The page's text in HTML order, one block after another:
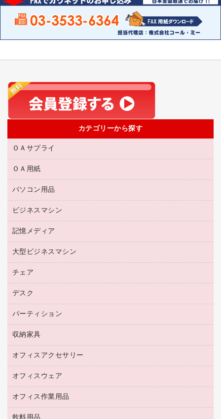
カテゴリーから探す
ＯＡサプライ
互換インクカートリッジ
リサイクルトナー（プール方式）
リサイクルインクカートリッジ
プリンタ用リボン
トナーカートリッジ
コピートナー
インクカートリッジ
ＯＡ用紙
名刺用紙
ワープロ用紙
ラベル用紙
プロッター用紙
ハガキ用紙
その他コピー用紙・プリンタ用紙
コピー用紙
インクジェットプリンタ用紙
パソコン用品
パソコン周辺機器
マウスパッド
マウス
パソコンバッグ／収納用品
ネットワーク／ＬＡＮ機器
ネットワーク／ＬＡＮアクセサリー
セキュリティ用品
スマートフォン／モバイル周辺機器
ＵＳＢハブ／ＵＳＢアクセサリー
ＯＡフィルター
ＯＡクリーナー／エアダスター
ビジネスマシン
電話機
レーザープリンタ／複合機
メモリーカード
プロジェクタ
ファクシミリ
デジタルカメラ
スキャナー
コピー機
インクジェットプリンタ／複合機
記憶メディア
ブルーレイディスク
ＣＤ－ＲＷ
ＣＤ－Ｒ
メディア収納用品
大型ビジネスマシン
プリンタ
チェア
応接イス・ベンチ
オフィスチェア
デスク
ミーティングテーブル
デスク
カウンター
パーティション
ホワイトボード・黒板
収納家具
保管庫・書庫
ロッカー・下駄箱
その他収納
オフィスアクセサリー
オフィスアクセサリー
オフィスウェア
医療・介護・ワーキングウェア
ブラウス・シャツ
オフィス作業用品